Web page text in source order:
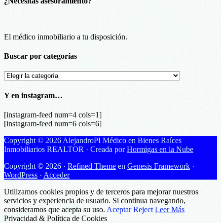
El médico inmobiliario a tu disposición.
Buscar por categorías
Buscar
categorías
Y en instagram…
[instagram-feed num=4 cols=1]
[instagram-feed num=6 cols=6]
Copyright © 2026 AlejandroPI Médico en Bienes Raíces
Inmobiliarios REALTOR · Creada porHormigas en la Nube
Copyright © 2026 · Refined Theme en Genesis Framework ·
WordPress · Acceder
Utilizamos cookies propios y de terceros para mejorar nuestros
servicios y experiencia de usuario. Si continua navegando,
consideramos que acepta su uso. Aceptar Reject Leer Más
Privacidad & Política de Cookies